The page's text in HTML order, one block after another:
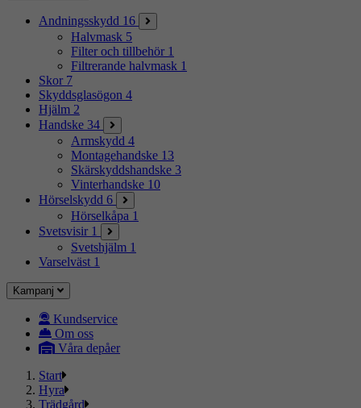
Andningsskydd 16
Halvmask 5
Filter och tillbehör 1
Filtrerande halvmask 1
Skor 7
Skyddsglasögon 4
Hjälm 2
Handske 34
Armskydd 4
Montagehandske 13
Skärskyddshandske 3
Vinterhandske 10
Hörselskydd 6
Hörselkåpa 1
Svetsvisir 1
Svetshjälm 1
Varselväst 1
Kampanj
Kundservice
Om oss
Våra depåer
Start
Hyra
Trädgård